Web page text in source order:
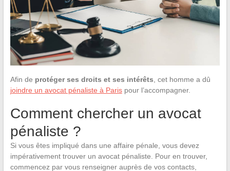
Afin de protéger ses droits et ses intérêts , cet homme a dû
joindre un avocat pénaliste à Parispour l’accompagner.
Comment chercher un avocat
pénaliste ?
Si vous êtes impliqué dans une affaire pénale, vous devez
impérativement trouver un avocat pénaliste. Pour en trouver,
commencez par vous renseigner auprès de vos contacts,